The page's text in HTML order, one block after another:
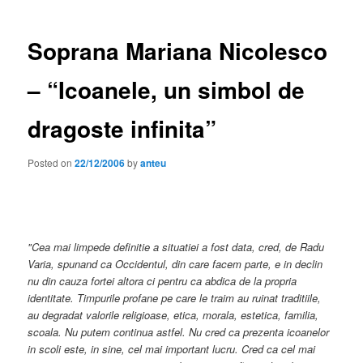
Soprana Mariana Nicolesco
– “Icoanele, un simbol de
dragoste infinita”
Posted on22/12/2006byanteu
"Cea mai limpede definitie a situatiei a fost data, cred, de Radu
Varia, spunand ca Occidentul, din care facem parte, e in declin
nu din cauza fortei altora ci pentru ca abdica de la propria
identitate. Timpurile profane pe care le traim au ruinat traditiile,
au degradat valorile religioase, etica, morala, estetica, familia,
scoala. Nu putem continua astfel. Nu cred ca prezenta icoanelor
in scoli este, in sine, cel mai important lucru. Cred ca cel mai